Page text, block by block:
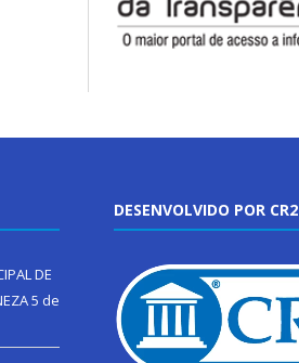
DE
5 de
DESENVOLVIDO POR CR2